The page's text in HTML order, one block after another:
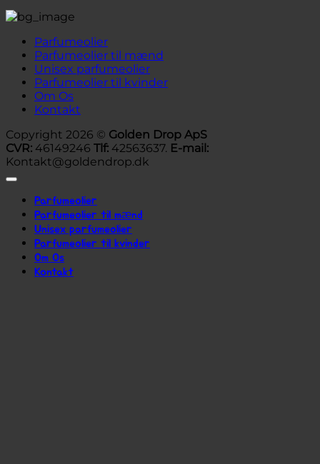
Parfumeolier
Parfumeolier til mænd
Unisex parfumeolier
Parfumeolier til kvinder
Om Os
Kontakt
Copyright 2026 © Golden Drop ApS
CVR: 46149246 Tlf: 42563637. E-mail:
Kontakt@goldendrop.dk
Parfumeolier
Parfumeolier til mænd
Unisex parfumeolier
Parfumeolier til kvinder
Om Os
Kontakt